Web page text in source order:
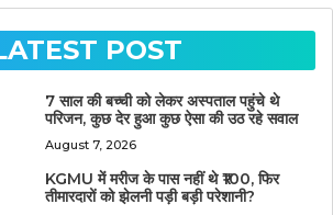
POST
7 साल की बच्ची को लेकर अस्पताल पहुंचे थे
परिजन, कुछ देर हुआ कुछ ऐसा की उठ रहे सवाल
August 7, 2026
KGMU में मरीज के पास नहीं थे ₹100, फिर
तीमारदारों को झेलनी पड़ी बड़ी परेशानी?